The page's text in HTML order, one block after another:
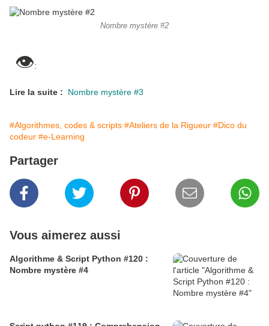
Nombre mystère #2
👁:
Lire la suite : Nombre mystère #3
#Algorithmes, codes & scripts #Ateliers de la Rigueur #Dico du
codeur #e-Learning
Partager
Vous aimerez aussi
Algorithme & Script Python #120 :
Nombre mystère #4